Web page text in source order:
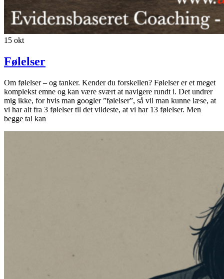
15 okt
Følelser
Om følelser – og tanker. Kender du forskellen? Følelser er et meget
komplekst emne og kan være svært at navigere rundt i. Det undrer
mig ikke, for hvis man googler ”følelser”, så vil man kunne læse, at
vi har alt fra 3 følelser til det vildeste, at vi har 13 følelser. Men
begge tal kan